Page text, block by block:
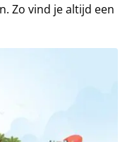
Zo vind je altijd een